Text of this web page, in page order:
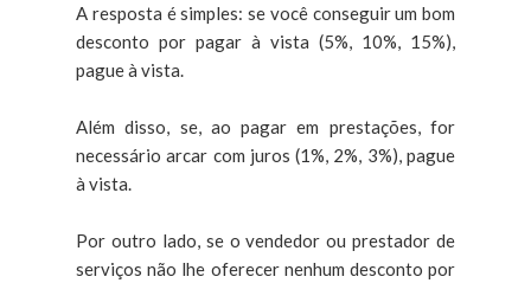
A resposta é simples: se você conseguir um bom
desconto por pagar à vista (5%, 10%, 15%),
pague à vista.
Além disso, se, ao pagar em prestações, for
necessário arcar com juros (1%, 2%, 3%), pague
à vista.
Por outro lado, se o vendedor ou prestador de
serviços não lhe oferecer nenhum desconto por